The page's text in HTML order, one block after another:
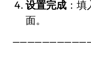
设置完成：填
面。